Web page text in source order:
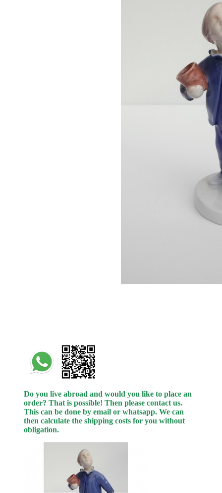
Do you live abroad and would you like to place an
order? That is possible! Then please contact us.
This can be done by email or whatsapp. We can
then calculate the shipping costs for you without
obligation.